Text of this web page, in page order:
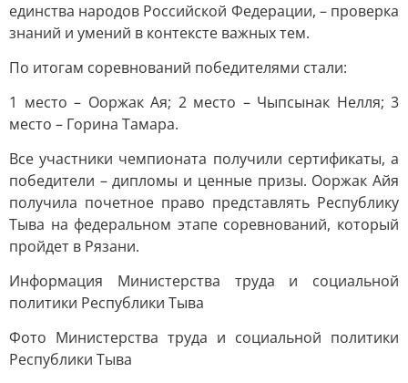
единства народов Российской Федерации, – проверка
знаний и умений в контексте важных тем.
По итогам соревнований победителями стали:
1 место – Ооржак Ая; 2 место – Чыпсынак Нелля; 3
место – Горина Тамара.
Все участники чемпионата получили сертификаты, а
победители – дипломы и ценные призы. Ооржак Айя
получила почетное право представлять Республику
Тыва на федеральном этапе соревнований, который
пройдет в Рязани.
Информация Министерства труда и социальной
политики Республики Тыва
Фото Министерства труда и социальной политики
Республики Тыва